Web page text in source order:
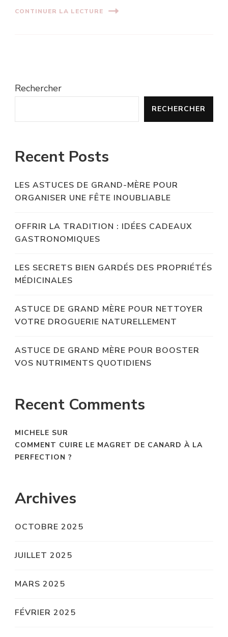
CONTINUER LA LECTURE
Rechercher
RECHERCHER
Recent Posts
LES ASTUCES DE GRAND-MÈRE POUR
ORGANISER UNE FÊTE INOUBLIABLE
OFFRIR LA TRADITION : IDÉES CADEAUX
GASTRONOMIQUES
LES SECRETS BIEN GARDÉS DES PROPRIÉTÉS
MÉDICINALES
ASTUCE DE GRAND MÈRE POUR NETTOYER
VOTRE DROGUERIE NATURELLEMENT
ASTUCE DE GRAND MÈRE POUR BOOSTER
VOS NUTRIMENTS QUOTIDIENS
Recent Comments
MICHELE SUR
COMMENT CUIRE LE MAGRET DE CANARD À LA
PERFECTION ?
Archives
OCTOBRE 2025
JUILLET 2025
MARS 2025
FÉVRIER 2025